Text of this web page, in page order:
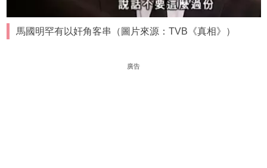
馬國明罕有以奸角客串（圖片來源：TVB《真相》）
廣告